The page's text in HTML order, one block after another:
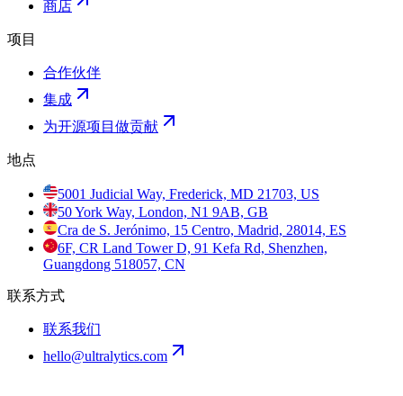
商店
项目
合作伙伴
集成
为开源项目做贡献
地点
5001 Judicial Way, Frederick, MD 21703, US
50 York Way, London, N1 9AB, GB
Cra de S. Jerónimo, 15 Centro, Madrid, 28014, ES
6F, CR Land Tower D, 91 Kefa Rd, Shenzhen,
Guangdong 518057, CN
联系方式
联系我们
hello@ultralytics.com